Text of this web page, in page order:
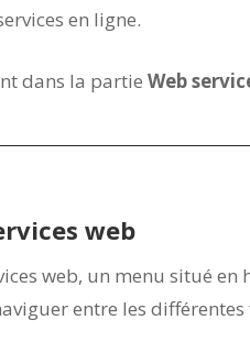
en ligne.
dans la partie Web
web
web, un menu situé
entre les